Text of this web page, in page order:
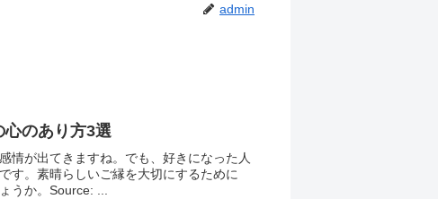
admin
のあり方3選
情が出てきますね。でも、好きになった人
す。素晴らしいご縁を大切にするために
うか。Source: ...